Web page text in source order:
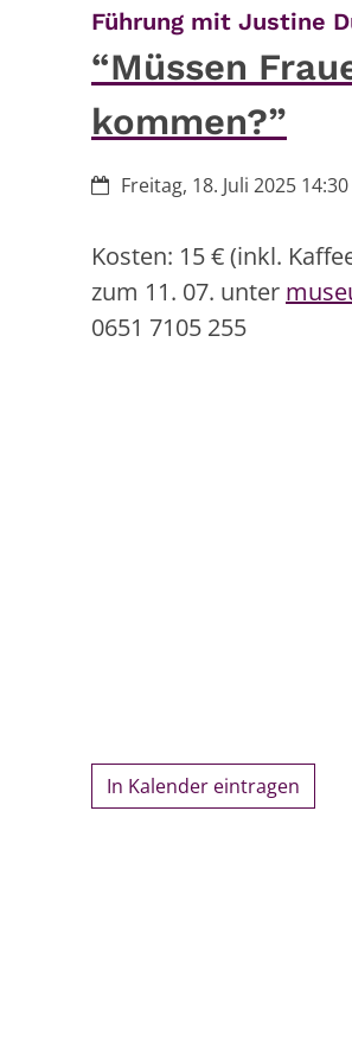
Führung mit Justine
“Müssen
kommen?”
Datum:Freitag, 18. Juli 2025
Kosten: 15 € (inkl.
zum 11. 07. unter
0651 7105 255
In Kalender eintragen